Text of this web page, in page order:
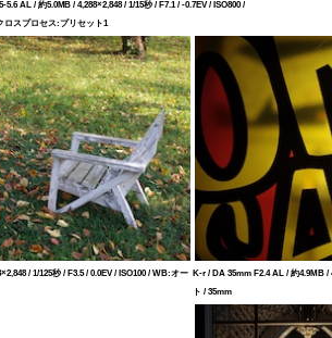
5.6 AL / 約5.0MB / 4,288×2,848 / 1/15秒 / F7.1 / -0.7EV / ISO800 /
ロスプロセス:プリセット1
/ 1/125秒 / F3.5 / 0.0EV / ISO100 / WB:オー K-r / DA 35mm F2.4 AL / 約4.9MB /
ト / 35mm